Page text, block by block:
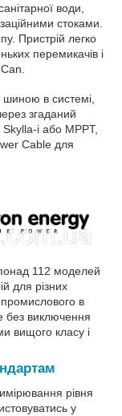
води,
стоками.
Пристрій легко
перемикачів і
в системі,
згаданий
i або MPPT,
Cable для
112 моделей
для різних
в
без виключення
вищого класу і
рівня
у